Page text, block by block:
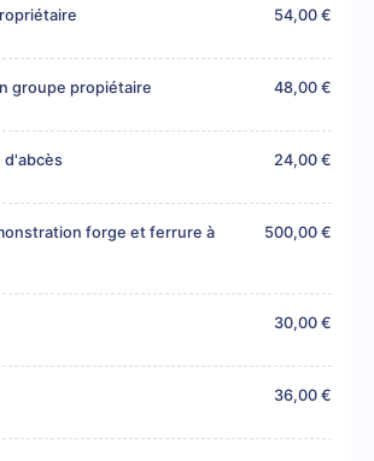
54,00 €
groupe propiétaire 48,00 €
d'abcès 24,00 €
forge et ferrure à
500,00 €
30,00 €
36,00 €